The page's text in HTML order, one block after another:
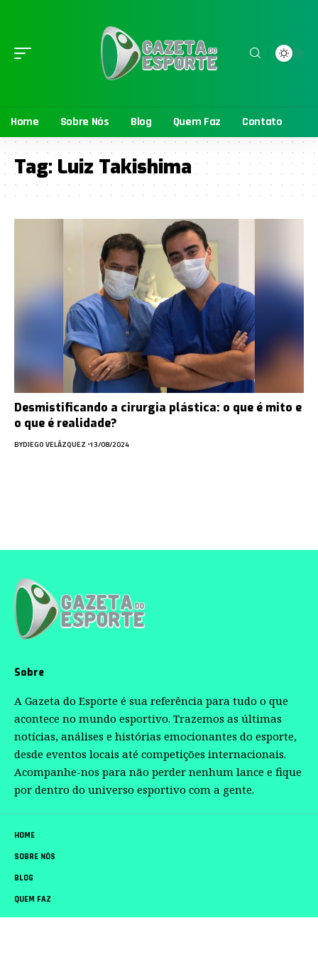
Home Sobre Nós Blog Quem Faz Contato
Tag: Luiz Takishima
Desmistificando a cirurgia plástica: o que é mito e
o que é realidade?
BYDIEGO VELÁZQUEZ 13/08/2024
Sobre
A Gazeta do Esporte é sua referência para tudo o que
acontece no mundo esportivo. Trazemos as últimas
notícias, análises e histórias emocionantes do esporte,
desde eventos locais até competições internacionais.
Acompanhe-nos para não perder nenhum lance e fique
por dentro do universo esportivo com a gente.
HOME
SOBRE NÓS
BLOG
QUEM FAZ
CONTATO